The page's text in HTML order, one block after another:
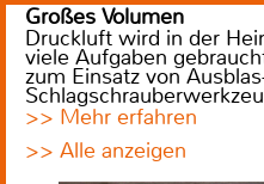
Großes Volumen
Druckluft wird in der
viele Aufgaben
zum Einsatz von
>> Mehr erfahren
>> Alle anzeigen